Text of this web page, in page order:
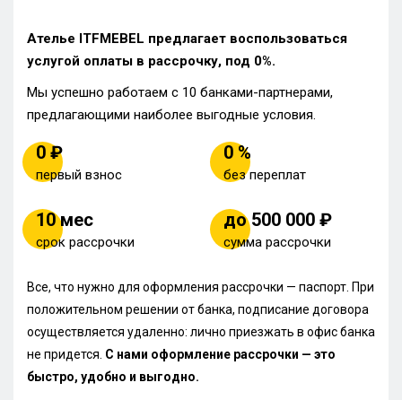
Ателье ITFMEBEL предлагает воспользоваться
услугой оплаты в рассрочку, под 0%.
Мы успешно работаем с 10 банками-партнерами,
предлагающими наиболее выгодные условия.
0 ₽
первый взнос
0 %
без переплат
10 мес
срок рассрочки
до 500 000 ₽
сумма рассрочки
Все, что нужно для оформления рассрочки — паспорт. При
положительном решении от банка, подписание договора
осуществляется удаленно: лично приезжать в офис банка
не придется. С нами оформление рассрочки — это
быстро, удобно и выгодно.